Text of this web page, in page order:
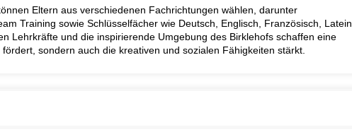
Eltern aus verschiedenen Fachrichtungen wählen, darunter
Training sowie Schlüsselfächer wie Deutsch, Englisch, Französisch, Latein
Lehrkräfte und die inspirierende Umgebung des Birklehofs schaffen eine
sondern auch die kreativen und sozialen Fähigkeiten stärkt.